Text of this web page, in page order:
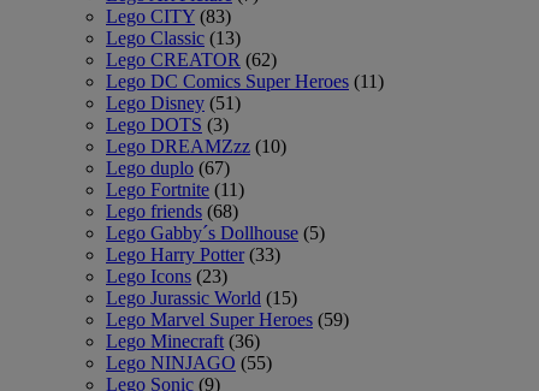
Lego CITY (83)
Lego Classic (13)
Lego CREATOR (62)
Lego DC Comics Super Heroes (11)
Lego Disney (51)
Lego DOTS (3)
Lego DREAMZzz (10)
Lego duplo (67)
Lego Fortnite (11)
Lego friends (68)
Lego Gabby´s Dollhouse (5)
Lego Harry Potter (33)
Lego Icons (23)
Lego Jurassic World (15)
Lego Marvel Super Heroes (59)
Lego Minecraft (36)
Lego NINJAGO (55)
Lego Sonic (9)